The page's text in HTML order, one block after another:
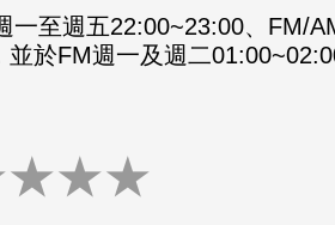
一至週五22:00~23:00、FM/
並於FM週一及週二
★★★